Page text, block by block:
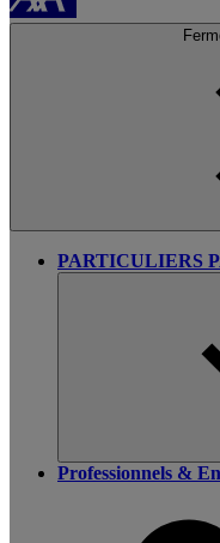
PARTICULIERS
Professionnels &